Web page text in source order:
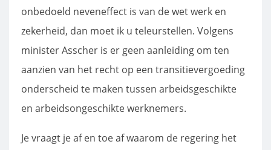
onbedoeld neveneffect is van de wet werk en
zekerheid, dan moet ik u teleurstellen. Volgens
minister Asscher is er geen aanleiding om ten
aanzien van het recht op een transitievergoeding
onderscheid te maken tussen arbeidsgeschikte
en arbeidsongeschikte werknemers.
Je vraagt je af en toe af waarom de regering het